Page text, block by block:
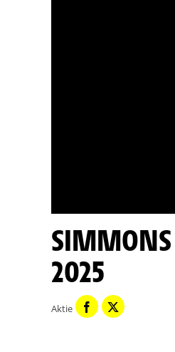
SIMMONS ATTACKIERT - ETAPPE 11 - TOUR DE FRANCE
2025
Aktie